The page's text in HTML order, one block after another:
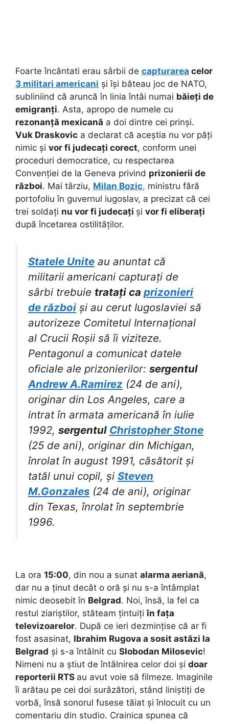
Foarte încântati erau sârbii de capturarea celor
3 militari americani și își băteau joc de NATO,
subliniind că aruncă în linia întâi numai băieți de
emigranți. Asta, apropo de numele cu
rezonanță mexicană a doi dintre cei prinși.
Vuk Draskovic a declarat că aceștia nu vor păți
nimic și vor fi judecați corect, conform unei
proceduri democratice, cu respectarea
Convenției de la Geneva privind prizonierii de
război. Mai târziu, Milan Bozic, ministru fără
portofoliu în guvernul iugoslav, a precizat că cei
trei soldați nu vor fi judecați și vor fi eliberați
după încetarea ostilităților.
Statele Unite au anuntat că
militarii americani capturați de
sârbi trebuie tratați ca prizonieri
de război și au cerut Iugoslaviei să
autorizeze Comitetul Internațional
al Crucii Roșii să îi viziteze.
Pentagonul a comunicat datele
oficiale ale prizonierilor: sergentul
Andrew A.Ramirez (24 de ani),
originar din Los Angeles, care a
intrat în armata americană în iulie
1992, sergentul Christopher Stone
(25 de ani), originar din Michigan,
înrolat în august 1991, căsătorit și
tatăl unui copil, și Steven
M.Gonzales (24 de ani), originar
din Texas, înrolat în septembrie
1996.
La ora 15:00, din nou a sunat alarma aeriană,
dar nu a ținut decât o oră și nu s-a întâmplat
nimic deosebit în Belgrad. Noi, însă, la fel ca
restul ziariștilor, stăteam țintuițiîn fața
televizoarelor. După ce ieri dezmințise că ar fi
fost asasinat, Ibrahim Rugova a sosit astăzi la
Belgrad și s-a întâlnit cu Slobodan Milosevic!
Nimeni nu a știut de întâlnirea celor doi și doar
reporterii RTS au avut voie să filmeze. Imaginile
îi arătau pe cei doi surâzători, stând liniștiți de
vorbă, însă sonorul fusese tăiat și înlocuit cu un
comentariu din studio. Crainica spunea că